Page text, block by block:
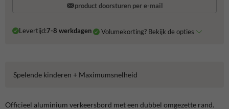
product doorsturen per e-mail
Levertijd:7-8 werkdagen Volumekorting? Bekijk de opties
Spelende kinderen + Maximumsnelheid
Officieel aluminium verkeersbord met een dubbel omgezette rand.